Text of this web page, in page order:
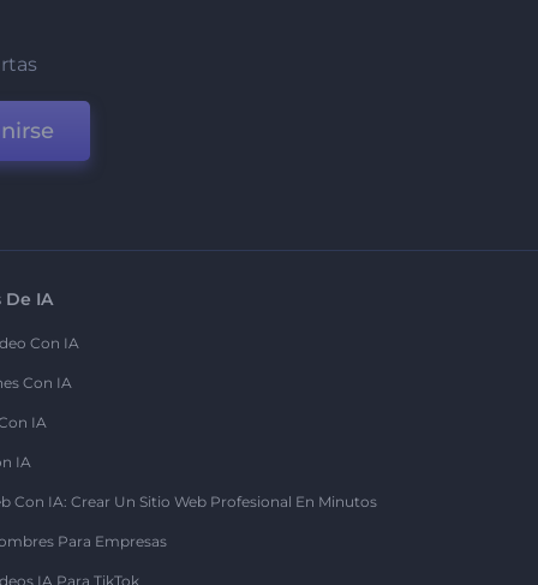
IA
Con IA
Con IA
IA
IA
Con IA: Crear Un Sitio Web Profesional En Minutos
Para Empresas
IA Para TikTok